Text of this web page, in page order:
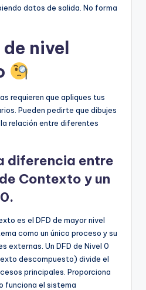
datos de salida. No forma
nivel
requieren que apliques tus
Pueden pedirte que dibujes
relación entre diferentes
diferencia entre
Contexto y un
es el DFD de mayor nivel
como un único proceso y su
externas. Un DFD de Nivel 0
descompuesto) divide el
principales. Proporciona
funciona el sistema